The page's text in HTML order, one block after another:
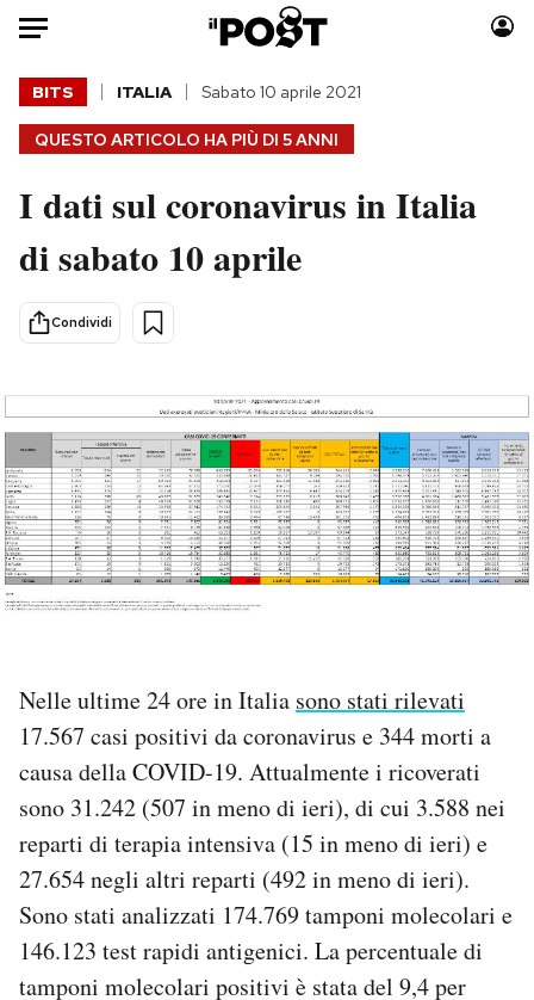
Auto
HOME
Italia
Politica
Tecnologia
Internet
Economia
Sport
Moda
Europa
Altrecose
Mondiali calcio 2026
PODCAST
I MIEI PREFERITI
SHOP
CALENDARIO
AREA PERSONALE
QUESTO ARTICOLO HA PIÙ DI 5 ANNI
BITS ITALIA Sabato 10 aprile 2021
I dati sul coronavirus in Italia
di sabato 10 aprile
Condividi
Nelle ultime 24 ore in Italia sono stati rilevati
17.567 casi positivi da coronavirus e 344 morti a
causa della COVID-19. Attualmente i ricoverati
sono 31.242 (507 in meno di ieri), di cui 3.588 nei
reparti di terapia intensiva (15 in meno di ieri) e
27.654 negli altri reparti (492 in meno di ieri).
Sono stati analizzati 174.769 tamponi molecolari e
146.123 test rapidi antigenici. La percentuale di
tamponi molecolari positivi è stata del 9,4 per